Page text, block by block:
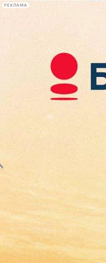
РЕКЛАМА
Сегодня:
2026.08.09
16:55
Афиша Plus